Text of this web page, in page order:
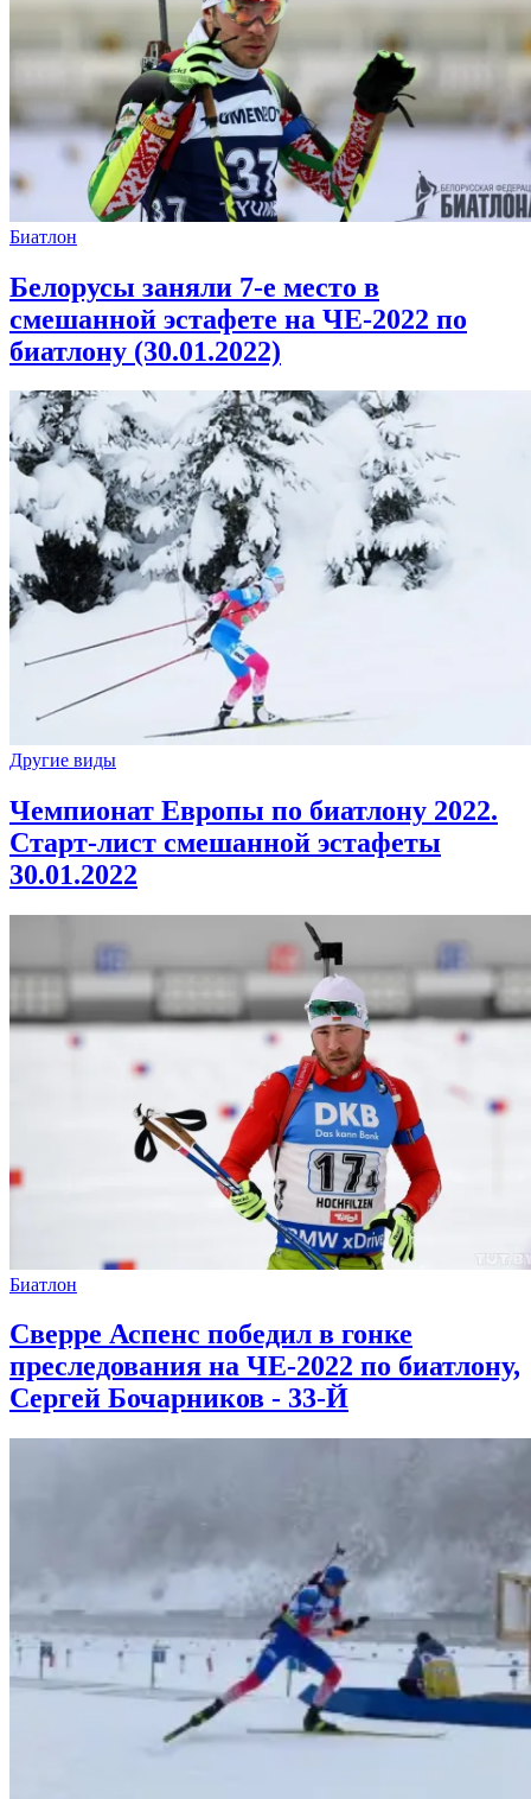
Биатлон
Белорусы заняли 7-е место в
смешанной эстафете на ЧЕ-2022 по
биатлону (30.01.2022)
Другие виды
Чемпионат Европы по биатлону 2022.
Старт-лист смешанной эстафеты
30.01.2022
Биатлон
Сверре Аспенс победил в гонке
преследования на ЧЕ-2022 по биатлону,
Сергей Бочарников - 33-Й